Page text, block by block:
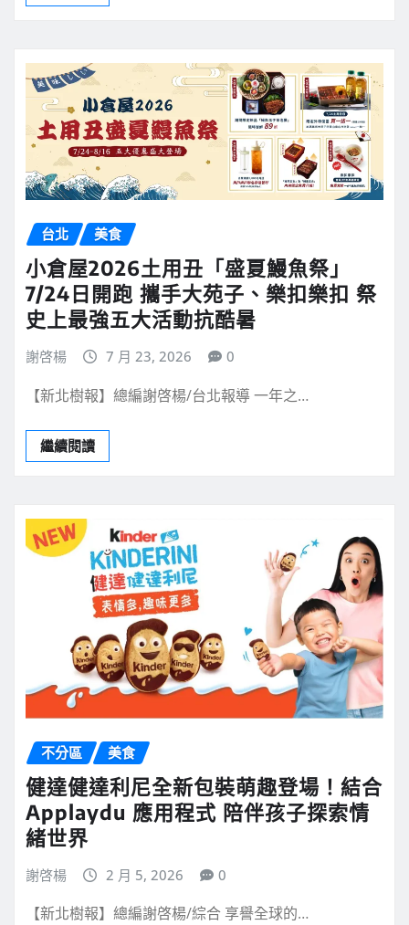
台北 美食
小倉屋2026土用丑「盛夏鰻魚祭」
7/24日開跑 攜手大苑子、樂扣樂扣 祭
史上最強五大活動抗酷暑
謝啓楊 7 月 23, 2026 0
【新北樹報】總編謝啓楊/台北報導 一年之…
繼續閱讀
不分區 美食
健達健達利尼全新包裝萌趣登場！結合
Applaydu 應用程式 陪伴孩子探索情
緒世界
謝啓楊 2 月 5, 2026 0
【新北樹報】總編謝啓楊/綜合 享譽全球的…